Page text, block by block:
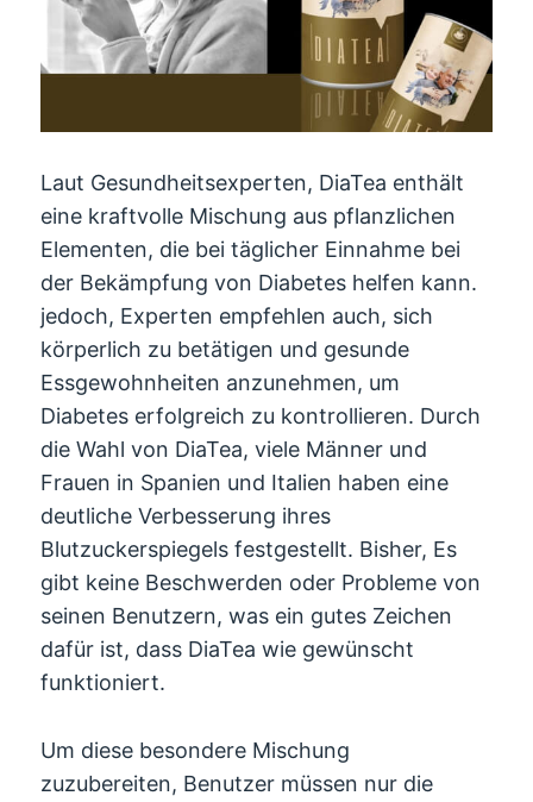
Laut Gesundheitsexperten, DiaTea enthält
eine kraftvolle Mischung aus pflanzlichen
Elementen, die bei täglicher Einnahme bei
der Bekämpfung von Diabetes helfen kann.
jedoch, Experten empfehlen auch, sich
körperlich zu betätigen und gesunde
Essgewohnheiten anzunehmen, um
Diabetes erfolgreich zu kontrollieren. Durch
die Wahl von DiaTea, viele Männer und
Frauen in Spanien und Italien haben eine
deutliche Verbesserung ihres
Blutzuckerspiegels festgestellt. Bisher, Es
gibt keine Beschwerden oder Probleme von
seinen Benutzern, was ein gutes Zeichen
dafür ist, dass DiaTea wie gewünscht
funktioniert.
Um diese besondere Mischung
zuzubereiten, Benutzer müssen nur die